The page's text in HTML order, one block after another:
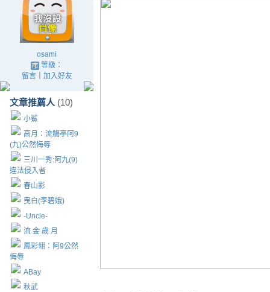
osami
等級：
留言｜ 加入好友
文章推薦人 (10)
小鯊
高月：流觴亭阿9
(九)公然侮辱
三川一秀:阿九(9)
違法侵入者
春山影
曳白(李碧娥)
-Uncle-
流 金 歲 月
鳳彩翎：阿9公然
侮辱
ABay
秋武